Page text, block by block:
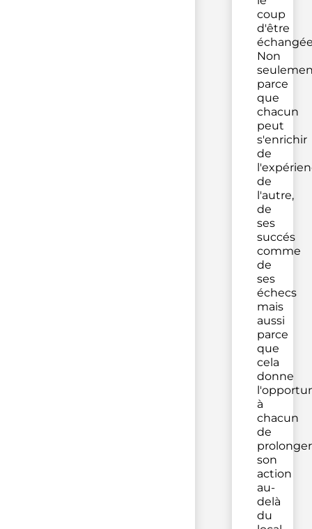
coup
d'être
Non
parce
que
chacun
peut
s'enrichir
de
de
l'autre,
de
ses
succés
comme
de
ses
échecs
mais
aussi
parce
que
cela
donne
à
chacun
de
prolonger
son
action
au-
delà
du